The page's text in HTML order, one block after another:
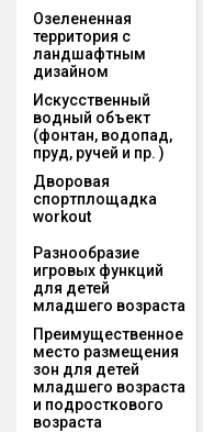
Озелененная
территория с
ландшафтным
дизайном
Искусственный
водный объект
(фонтан, водопад,
пруд, ручей и пр. )
Дворовая
спортплощадка
workout
Разнообразие
игровых функций
для детей
младшего возраста
Преимущественное
место размещения
зон для детей
младшего возраста
и подросткового
возраста